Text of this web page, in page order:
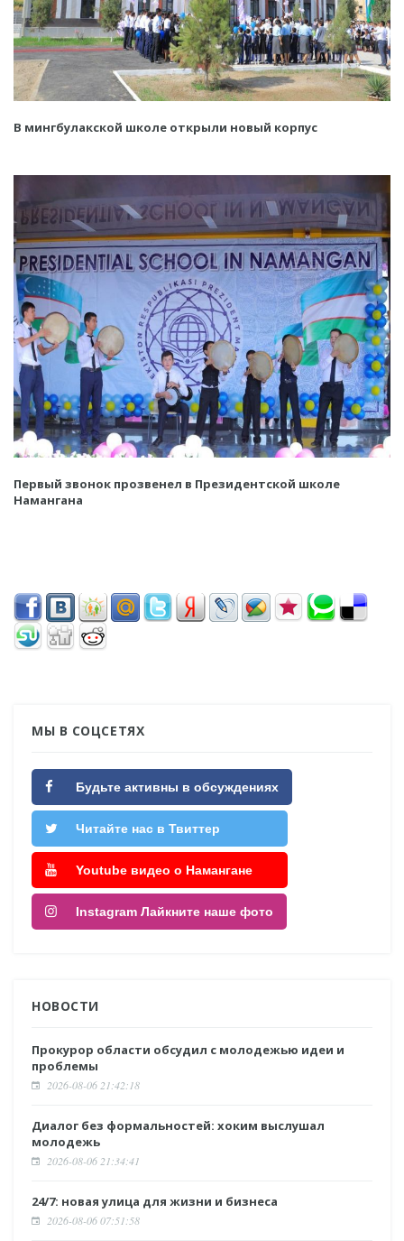
В мингбулакской школе открыли новый корпус
Первый звонок прозвенел в Президентской школе
Намангана
МЫ В СОЦСЕТЯХ
Будьте активны в обсуждениях
Читайте нас в Твиттер
Youtube видео о Намангане
Instagram Лайкните наше фото
НОВОСТИ
Прокурор области обсудил с молодежью идеи и
проблемы
2026-08-06 21:42:18
Диалог без формальностей: хоким выслушал
молодежь
2026-08-06 21:34:41
24/7: новая улица для жизни и бизнеса
2026-08-06 07:51:58